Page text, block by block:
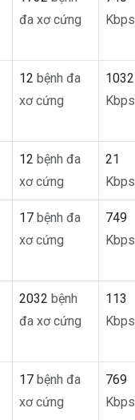
đa xơ cứng
Kbps
12 bệnh đa
xơ cứng
1032
Kbps
12 bệnh đa
xơ cứng
21
Kbps
17 bệnh đa
xơ cứng
749
Kbps
2032 bệnh
đa xơ cứng
113
Kbps
17 bệnh đa
xơ cứng
769
Kbps